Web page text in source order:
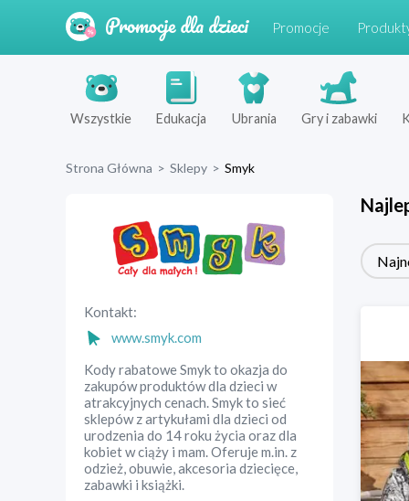
Promocje
Wszystkie Edukacja Ubrania Gry i zabawki
Strona Główna > Sklepy > Smyk
Kontakt:
www.smyk.com
Kody rabatowe Smyk to okazja do
zakupów produktów dla dzieci w
atrakcyjnych cenach. Smyk to sieć
sklepów z artykułami dla dzieci od
urodzenia do 14 roku życia oraz dla
kobiet w ciąży i mam. Oferuje m.in. z
odzież, obuwie, akcesoria dziecięce,
zabawki i książki.